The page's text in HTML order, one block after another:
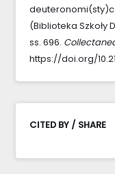
(Biblioteka Szkoły
ss. 696.
https://doi.org/
CITED BY / SHARE